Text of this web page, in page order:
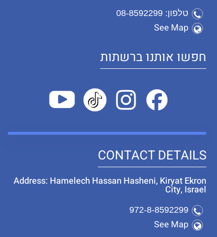
טלפון: 08-8592299
See Map
חפשו אותנו ברשתות
CONTACT DETAILS
Address: Hamelech Hassan Hasheni, Kiryat Ekron
City, Israel
972-8-8592299
See Map